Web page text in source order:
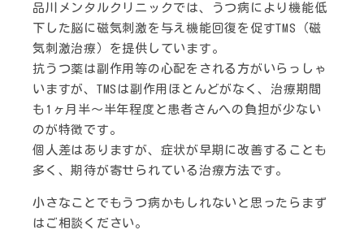
品川メンタルクリニックでは、うつ病により機能低
下した脳に磁気刺激を与え機能回復を促すTMS（磁
気刺激治療）を提供しています。
抗うつ薬は副作用等の心配をされる方がいらっしゃ
いますが、TMSは副作用ほとんどがなく、治療期間
も1ヶ月半～半年程度と患者さんへの負担が少ない
のが特徴です。
個人差はありますが、症状が早期に改善することも
多く、期待が寄せられている治療方法です。
小さなことでもうつ病かもしれないと思ったらまず
はご相談ください。